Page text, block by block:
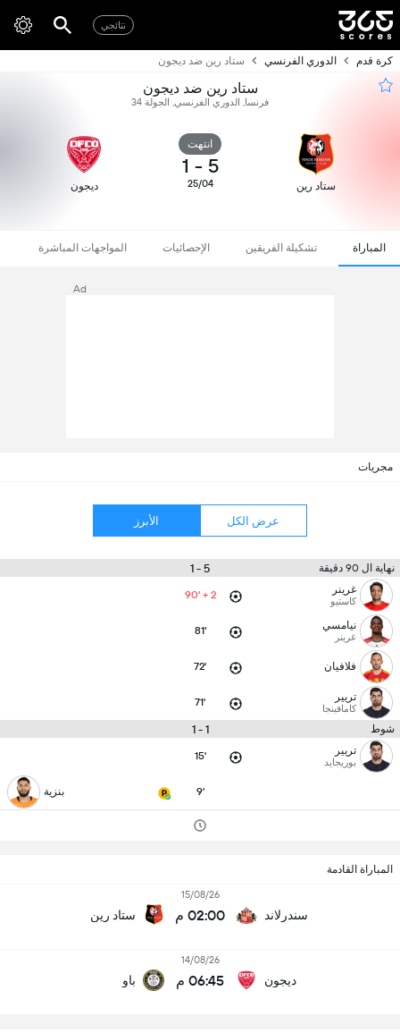
نتائجي
كرة قدم الدوري الفرنسي ستاد رين ضد ديجون
ستاد رين ضد ديجون
فرنسا, الدوري الفرنسي, الجولة 34
ستاد رين
انتهت
5
-
1
25/04 ديجون
المباراة تشكيلة الفريقين الإحصائيات المواجهات المباشرة
Ad
مجريات
عرض الكل الأبرز
نهاية ال 90 دقيقة 5 - 1
غرينر
كاستيو 90' + 2
نيامسي
غرينر 81'
فلافيان 72'
تريير
كامافينجا 71'
شوط 1 - 1
تريير
بوريجايد 15'
9' بنزية
المباراة القادمة
سندرلاند
15/08/26
02:00 م ستاد رين
ديجون
14/08/26
06:45 م باو